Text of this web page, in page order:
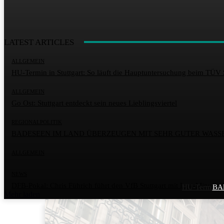
HU-Termin
LATEST ARTICLES
ALLGEMEIN
HU-Termin in Stuttgart: So läuft die Hauptuntersuchung beim TÜV
DFB-Pokal: Chris Führich führt den VfB Stuttgart mit Last-Minute-